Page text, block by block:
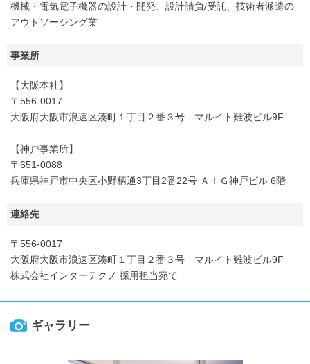
機械・電気電子機器の設計・開発、設計請負/受託、技術者派遣の
アウトソーシング業
事業所
【大阪本社】
〒556-0017
大阪府大阪市浪速区湊町１丁目２番３号 マルイト難波ビル9F
【神戸事業所】
〒651-0088
兵庫県神戸市中央区小野柄通3丁目2番22号 ＡＩＧ神戸ビル 6階
連絡先
〒556-0017
大阪府大阪市浪速区湊町１丁目２番３号 マルイト難波ビル9F
株式会社インターテクノ 採用担当宛て
ギャラリー